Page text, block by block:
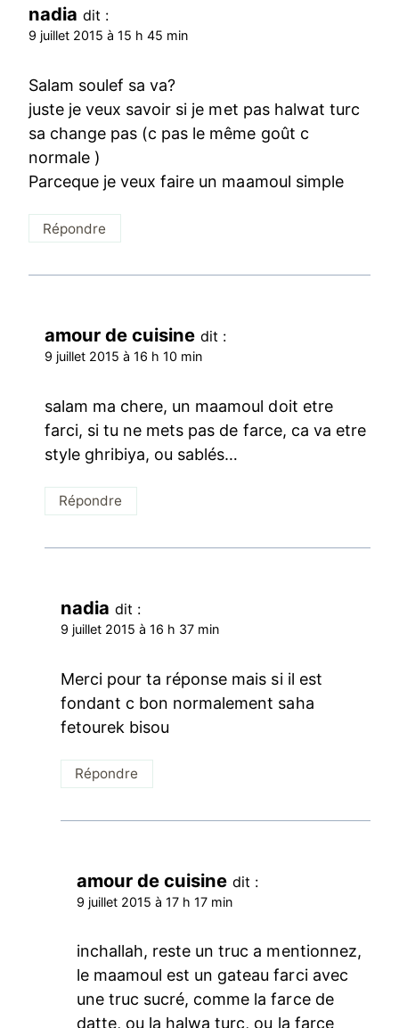
nadia dit :
9 juillet 2015 à 15 h 45 min
Salam soulef sa va?
juste je veux savoir si je met pas halwat turc
sa change pas (c pas le même goût c
normale )
Parceque je veux faire un maamoul simple
Répondre
amour de cuisine dit :
9 juillet 2015 à 16 h 10 min
salam ma chere, un maamoul doit etre
farci, si tu ne mets pas de farce, ca va etre
style ghribiya, ou sablés…
Répondre
nadia dit :
9 juillet 2015 à 16 h 37 min
Merci pour ta réponse mais si il est
fondant c bon normalement saha
fetourek bisou
Répondre
amour de cuisine dit :
9 juillet 2015 à 17 h 17 min
inchallah, reste un truc a mentionnez,
le maamoul est un gateau farci avec
une truc sucré, comme la farce de
datte, ou la halwa turc, ou la farce